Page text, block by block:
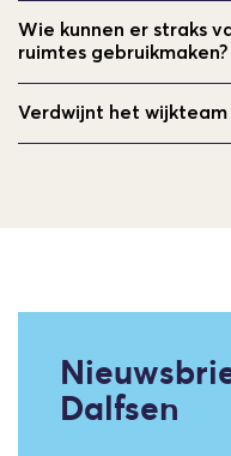
Wie kunnen er straks
ruimtes gebruikmaken?
Verdwijnt het wijkteam
Dalfsen